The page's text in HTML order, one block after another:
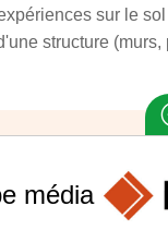
sur le
structure
média